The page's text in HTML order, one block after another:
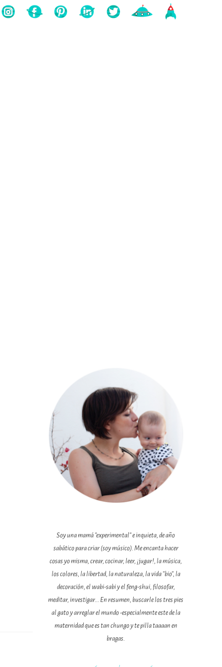
Soy una mamá "experimental" e inquieta, de año
sabático para criar (soy músico). Me encanta hacer
cosas yo misma, crear, cocinar, leer, ¡jugar!, la música,
los colores, la libertad, la naturaleza, la vida "bio", la
decoración, el wabi-sabi y el feng-shui, filosofar,
meditar, investigar... En resumen, buscarle los tres pies
al gato y arreglar el mundo -especialmente este de la
maternidad que es tan chungo y te pilla taaaan en
bragas.